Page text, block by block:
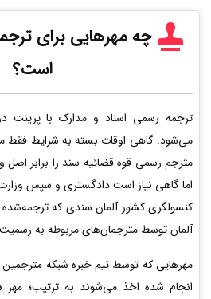
چه مهرهایی برای
است؟
ترجمه رسمی اسناد و مدارک با پرینت
می‌شود. گاهی اوقات بسته به شرایط فقط
مترجم رسمی قوه قضائیه سند را برابر اصل
اما گاهی نیاز است دادگستری و سپس
کنسولگری کشور آلمان سندی که ترجمه‌شده
آلمان توسط مترجمان‌های مربوطه به
مهرهایی که توسط تیم خبره شبکه مترجمین
انجام شده اخذ می‌شوند به ترتیب؛ مهر